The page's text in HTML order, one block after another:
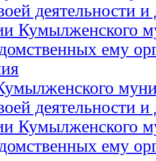
деятельности
Кумылженского
ему
деятельности
Кумылженского
ему